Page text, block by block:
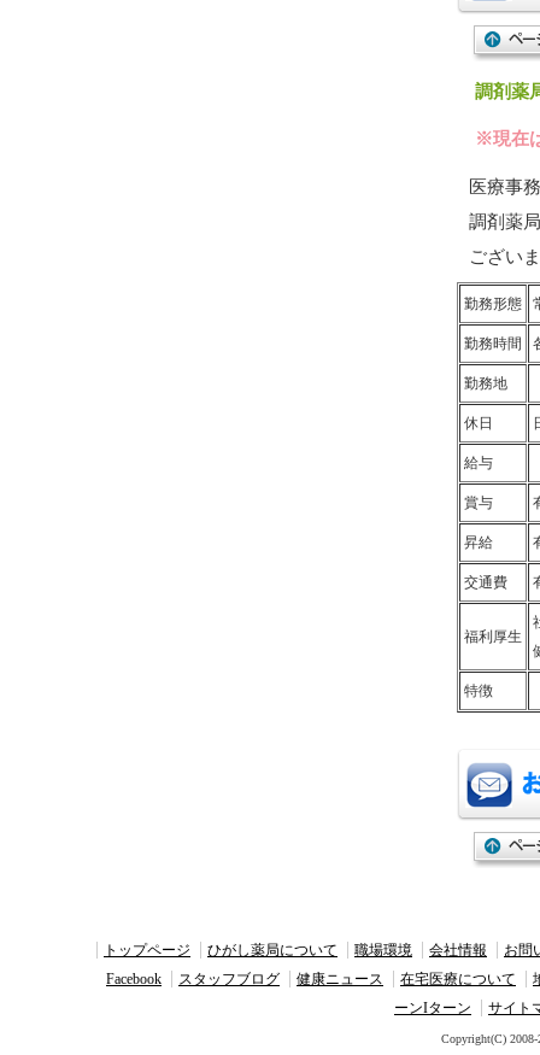
調剤薬
※現在
医療事
調剤薬
ござい
勤務形態
勤務時間
勤務地
休日
給与
賞与
昇給
交通費
福利厚生
特徴
トップページ ひがし薬局について 職場環境 会社情報
お問
Facebook
スタッフブログ 健康ニュース 在宅医療について
ーンIターン
サイト
Copyright(C) 2008-